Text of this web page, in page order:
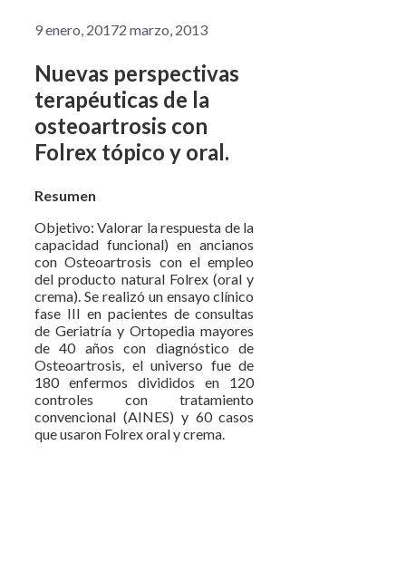
9 enero, 20172 marzo, 2013
Nuevas perspectivas
terapéuticas de la
osteoartrosis con
Folrex tópico y oral.
Resumen
Objetivo: Valorar la respuesta de la
capacidad funcional) en ancianos
con Osteoartrosis con el empleo
del producto natural Folrex (oral y
crema). Se realizó un ensayo clínico
fase III en pacientes de consultas
de Geriatría y Ortopedia mayores
de 40 años con diagnóstico de
Osteoartrosis, el universo fue de
180 enfermos divididos en 120
controles con tratamiento
convencional (AINES) y 60 casos
que usaron Folrex oral y crema.